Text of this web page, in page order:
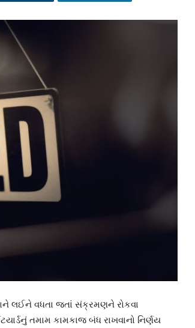
લઈને વધતા જતાં સંક્રમણને રોકવા
તમામ કામકાજ બંધ રાખવાનો નિર્ણય